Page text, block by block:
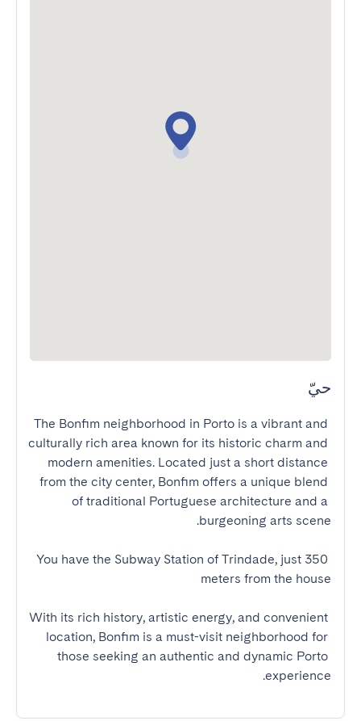
حيّ
The Bonfim neighborhood in Porto is a vibrant and
culturally rich area known for its historic charm and
modern amenities. Located just a short distance
from the city center, Bonfim offers a unique blend
of traditional Portuguese architecture and a
You have the Subway Station of Trindade, just 350
With its rich history, artistic energy, and convenient
location, Bonfim is a must-visit neighborhood for
those seeking an authentic and dynamic Porto
experience.